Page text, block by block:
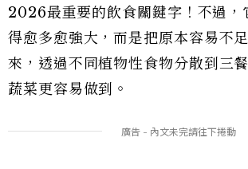
2026最重要的飲食關鍵字！不過，
得愈多愈強大，而是把原本容易不
來，透過不同植物性食物分散到三
蔬菜更容易做到。